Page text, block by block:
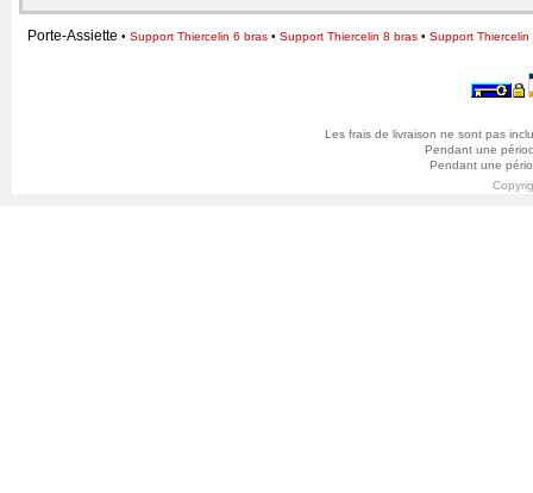
Porte-Assiette • Support Thiercelin 6 bras • Support Thiercelin 8 bras • Support Thiercelin
Les frais de livraison ne sont pas
Pendant une
Pendant une